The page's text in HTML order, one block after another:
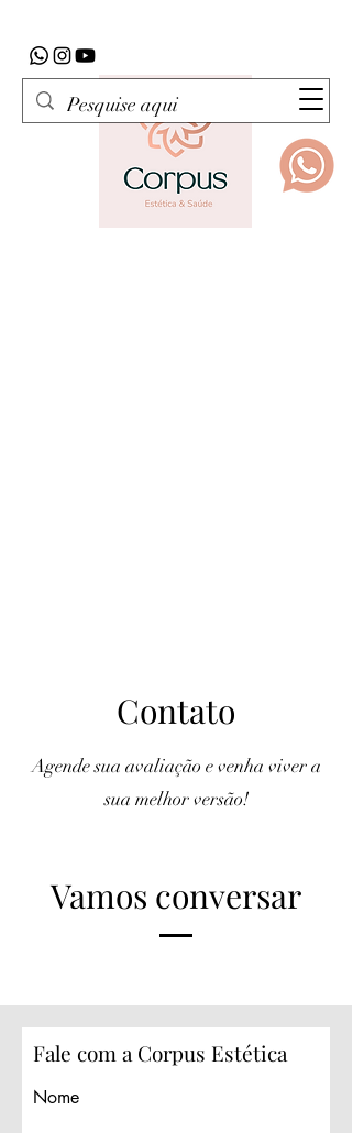
Contato
Agende sua avaliação e venha viver a
sua melhor versão!
Vamos conversar
Fale com a Corpus Estética
Nome